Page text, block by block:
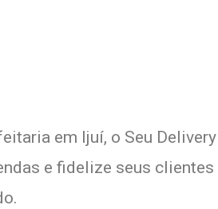
em Ijuí, o Seu
e fidelize seus